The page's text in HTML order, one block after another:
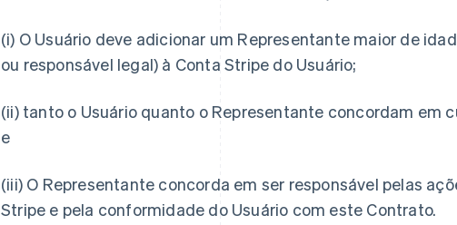
(i) O Usuário deve adicionar um Representante maior de
ou responsável legal) à Conta Stripe do Usuário;
(ii) tanto o Usuário quanto o Representante concordam em
e
(iii) O Representante concorda em ser responsável pelas
Stripe e pela conformidade do Usuário com este Contrato.